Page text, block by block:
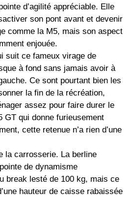
d’agilité appréciable. Elle
son pont avant et devenir
comme la M5, mais son aspect
enjouée.
suit ce fameux virage de
à fond sans jamais avoir à
Ce sont pourtant bien les
la fin de la récréation,
assez pour faire durer le
GT qui donne furieusement
cette retenue n’a rien d’une
la carrosserie. La berline
de dynamisme
break lesté de 100 kg, mais ce
hauteur de caisse rabaissée